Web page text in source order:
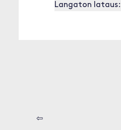
Langaton lataus:
⇦